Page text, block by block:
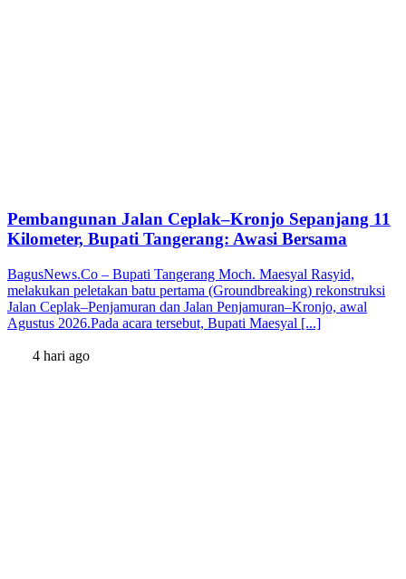
Pembangunan Jalan Ceplak–Kronjo Sepanjang 11
Kilometer, Bupati Tangerang: Awasi Bersama
BagusNews.Co – Bupati Tangerang Moch. Maesyal Rasyid,
melakukan peletakan batu pertama (Groundbreaking) rekonstruksi
Jalan Ceplak–Penjamuran dan Jalan Penjamuran–Kronjo, awal
Agustus 2026.Pada acara tersebut, Bupati Maesyal [...]
4 hari ago